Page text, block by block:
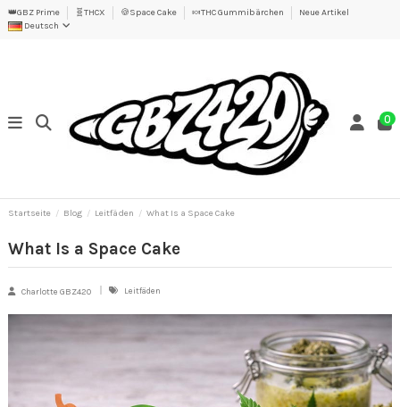
👑GBZ Prime 🧬THCX 🍪Space Cake 🍬THC Gummibärchen
Neue Artikel
Deutsch
0
Startseite Blog Leitfäden What Is a Space Cake
What Is a Space Cake
Charlotte GBZ420 Leitfäden